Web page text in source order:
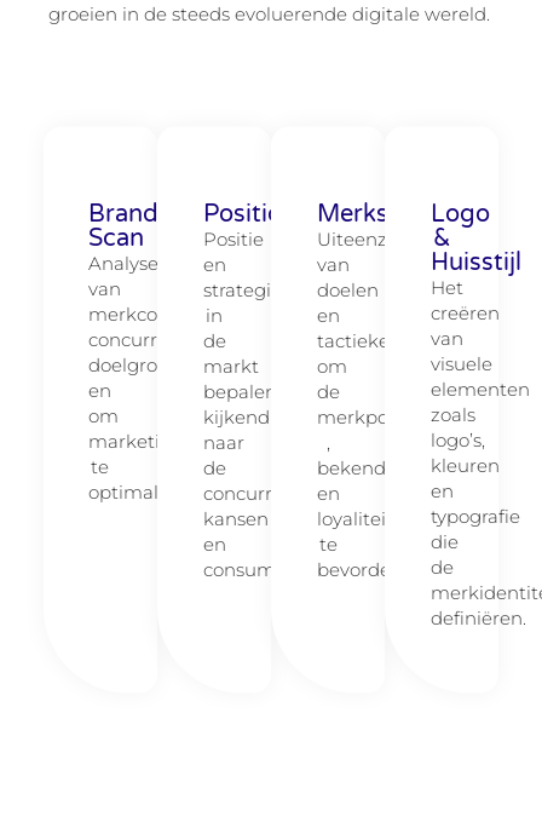
Brand
Scan
Analyseren
van
merkconsistentie,
concurrentie,
doelgroep
en
om
marketingstrategieën
te
optimaliseren.
Positionering
Positie
en
strategie
in
de
markt
bepalen
kijkend
naar
de
concurrentie,
kansen
en
consumenten.
Merkstrategie
Uiteenzetten
van
doelen
en
tactieken
om
de
merkpositie
bekendheid
en
loyaliteit
te
bevorderen.
Logo
&
Huisstijl
Het
creëren
van
visuele
elementen
zoals
logo’s,
kleuren
en
typografie
die
de
definiëren.
groeien in de steeds evoluerende digitale wereld.